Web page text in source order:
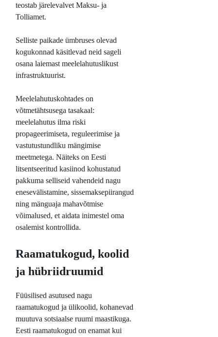
teostab järelevalvet Maksu- ja
Tolliamet.
Selliste paikade ümbruses olevad
kogukonnad käsitlevad neid sageli
osana laiemast meelelahutuslikust
infrastruktuurist.
Meelelahutuskohtades on
võtmetähtsusega tasakaal:
meelelahutus ilma riski
propageerimiseta, reguleerimise ja
vastutustundliku mängimise
meetmetega. Näiteks on Eesti
litsentseeritud kasiinod kohustatud
pakkuma selliseid vahendeid nagu
enesevälistamine, sissemaksepiirangud
ning mänguaja mahavõtmise
võimalused, et aidata inimestel oma
osalemist kontrollida.
Raamatukogud, koolid
ja hübriidruumid
Füüsilised asutused nagu
raamatukogud ja ülikoolid, kohanevad
muutuva sotsiaalse ruumi maastikuga.
Eesti raamatukogud on enamat kui